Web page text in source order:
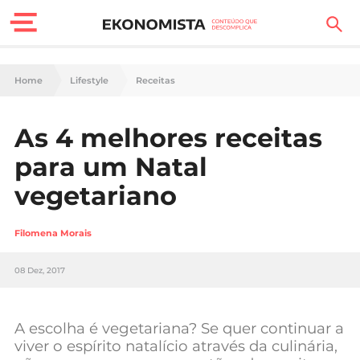
Finanças Pessoais
Carreira
Casa
Lifestyle
Sociedade
Negócios
Home Lifestyle Receitas
As 4 melhores receitas
para um Natal
vegetariano
Filomena Morais
08 Dez, 2017
A escolha é vegetariana? Se quer continuar a
viver o espírito natalício através da culinária,